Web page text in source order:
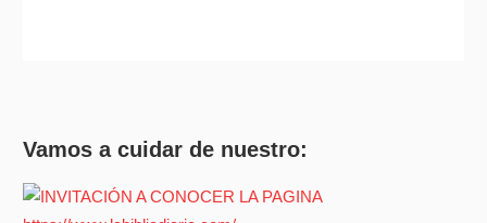
Vamos a cuidar de nuestro: